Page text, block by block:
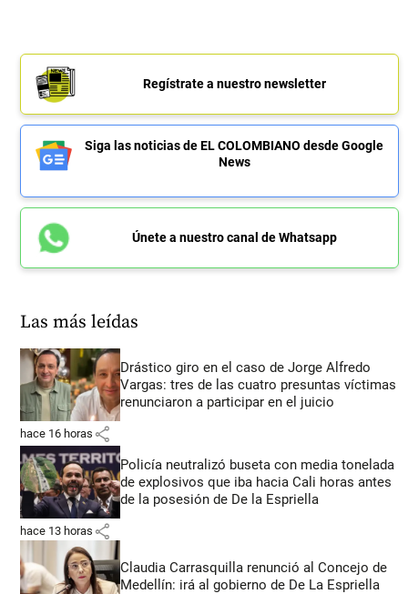
Regístrate a nuestro newsletter
Siga las noticias de EL COLOMBIANO desde Google
News
Únete a nuestro canal de Whatsapp
Las más leídas
Drástico giro en el caso de Jorge Alfredo
Vargas: tres de las cuatro presuntas víctimas
renunciaron a participar en el juicio
hace 16 horas share
Policía neutralizó buseta con media tonelada
de explosivos que iba hacia Cali horas antes
de la posesión de De la Espriella
hace 13 horas share
Claudia Carrasquilla renunció al Concejo de
Medellín: irá al gobierno de De La Espriella